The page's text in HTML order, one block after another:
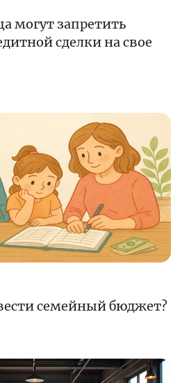
могут запретить
сделки на свое
семейный бюджет?